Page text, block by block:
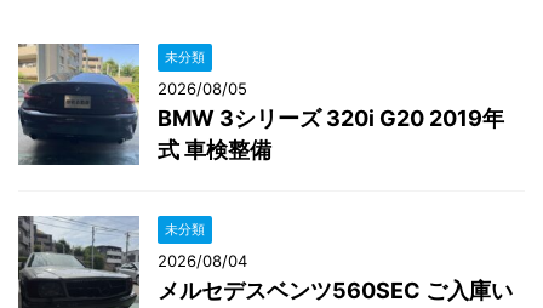
未分類
2026/08/05
BMW 3シリーズ 320i G20 2019年
式 車検整備
未分類
2026/08/04
メルセデスベンツ560SEC ご入庫い